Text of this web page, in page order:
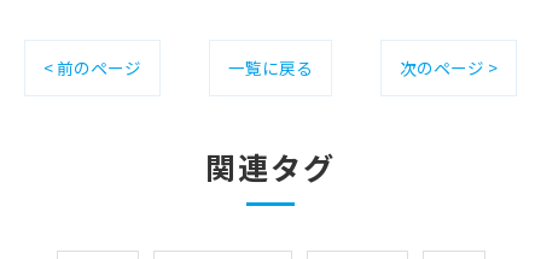
< 前のページ 一覧に戻る 次のページ >
関連タグ